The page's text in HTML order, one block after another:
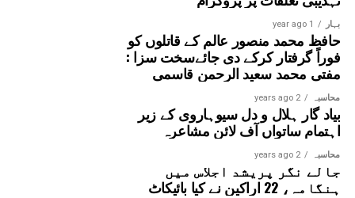
بہار 1 year ago
حافظ محمد منصور عالم کے قاتلوں کو
فوراً گرفتار کرکے دی جائےسخت سزا :
مفتی محمد سعید الرحمن قاسمی
محاسبہ 2 years ago
بیاد گار ہلال و دل سیوہاروی کے زیر
اہتمام ساتواں آف لائن مشاعرہ
محاسبہ 2 years ago
جالے نگر پریشد اجلاس میں
ہنگامہ، 22 اراکین نے کیا بائیکاٹ